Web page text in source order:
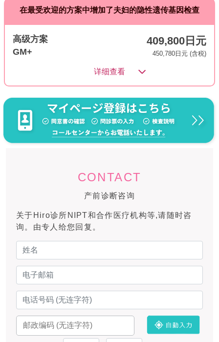
在最受欢迎的方案中增加了夫妇的隐性遗传基因检查
高级方案
GM+
409,800日元
450,780日元 (含税)
详细查看
CONTACT
产前诊断咨询
关于Hiro诊所NIPT和合作医疗机构等,请随时咨
询。由专人给您回复。